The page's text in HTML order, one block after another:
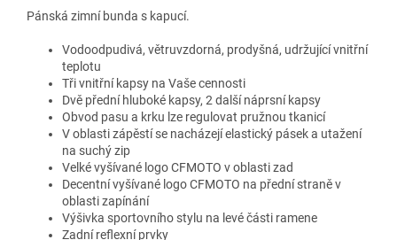
Pánská zimní bunda s kapucí.
Vodoodpudivá, větruvzdorná, prodyšná, udržující vnitřní
teplotu
Tři vnitřní kapsy na Vaše cennosti
Dvě přední hluboké kapsy, 2 další náprsní kapsy
Obvod pasu a krku lze regulovat pružnou tkanicí
V oblasti zápěstí se nacházejí elastický pásek a utažení
na suchý zip
Velké vyšívané logo CFMOTO v oblasti zad
Decentní vyšívané logo CFMOTO na přední straně v
oblasti zapínání
Výšivka sportovního stylu na levé části ramene
Zadní reflexní prvky